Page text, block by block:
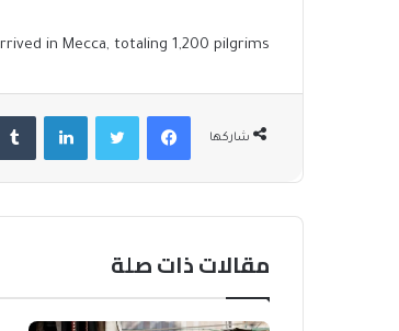
in Mecca, totaling 1,200 pilgrims.
شاركها
فيسبوكتويتر لينكدإن
مقالات ذات صلة